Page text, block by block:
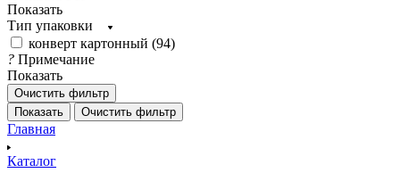
Показать
Тип упаковки
конверт картонный (94)
? Примечание
Показать
Очистить фильтр
Показать
Очистить фильтр
Главная
Каталог